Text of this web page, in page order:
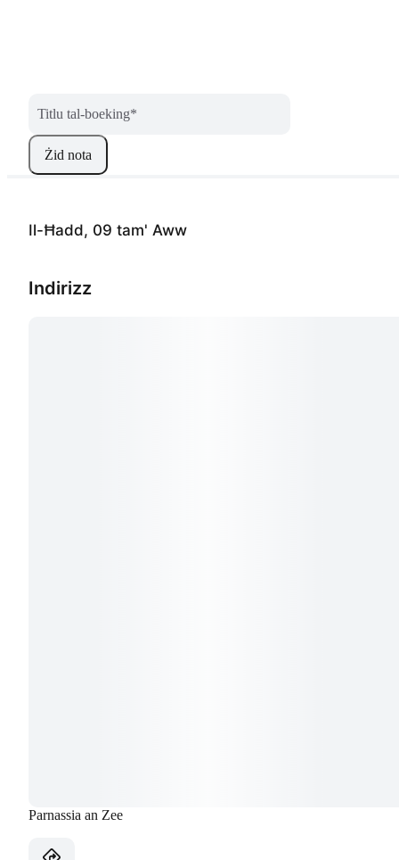
Il-Ħadd, 09 tam' Aww
Indirizz
Parnassia an Zee
Titlu tal-boeking*
Żid nota